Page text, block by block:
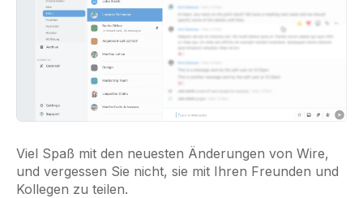
Viel Spaß mit den neuesten Änderungen von Wire,
und vergessen Sie nicht, sie mit Ihren Freunden und
Kollegen zu teilen.